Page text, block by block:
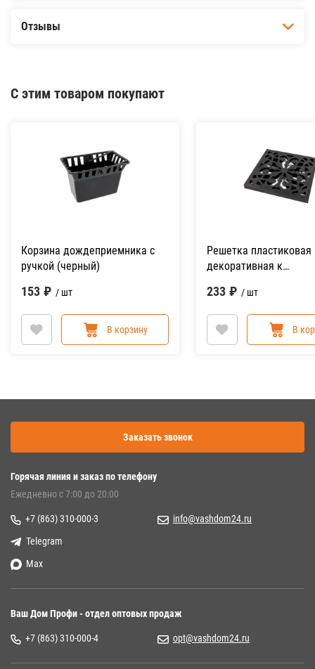
Отзывы
С этим товаром покупают
Корзина дождеприемника с
ручкой (черный)
153 ₽ / шт
В корзину
Решетка пластиковая
декоративная к
233 ₽ / шт
В
Заказать звонок
Горячая линия и заказ по телефону
Ежедневно с 7:00 до 20:00
+7 (863) 310-000-3
info@vashdom24.ru
Telegram
Max
Ваш Дом Профи - отдел оптовых продаж
+7 (863) 310-000-4 opt@vashdom24.ru